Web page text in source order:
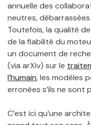
annuelle des
neutres,
Toutefois, la qualité
de la fiabilité du
un document de
(via arXiv) sur le
l’humain, les modèles
erronées s’ils ne sont
C’est ici qu’une